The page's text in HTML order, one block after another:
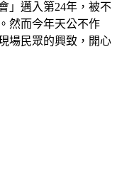
」邁入第24年，被不
然而今年天公不作
場民眾的興致，開心